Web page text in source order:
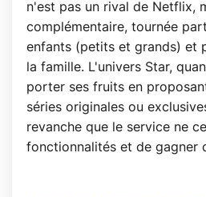
n'est pas un rival de Netflix,
complémentaire, tournée
enfants (petits et grands) et
la famille. L'univers Star,
porter ses fruits en
séries originales ou
revanche que le service ne
fonctionnalités et de gagner